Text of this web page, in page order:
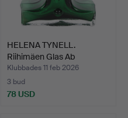
HELENA TYNELL.
Riihimäen Glas Ab
”Victoria…
Klubbades 11 feb 2026
3 bud
78 USD